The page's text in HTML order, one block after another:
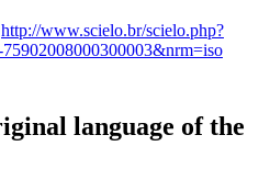
http://www.scielo.br/scielo.php?
language of the